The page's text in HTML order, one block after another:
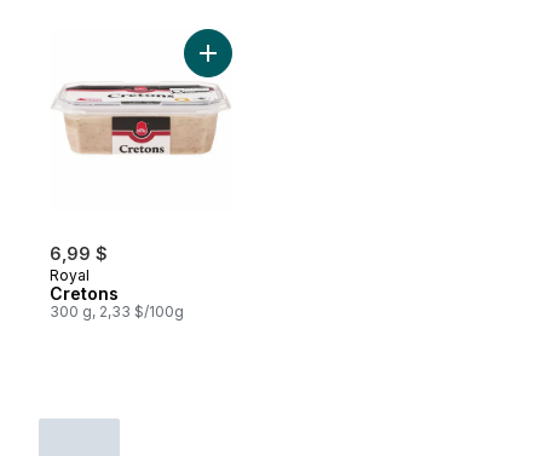
6,99 $
Royal
Cretons
300 g, 2,33 $/100g
Ajouter Cretons au panier